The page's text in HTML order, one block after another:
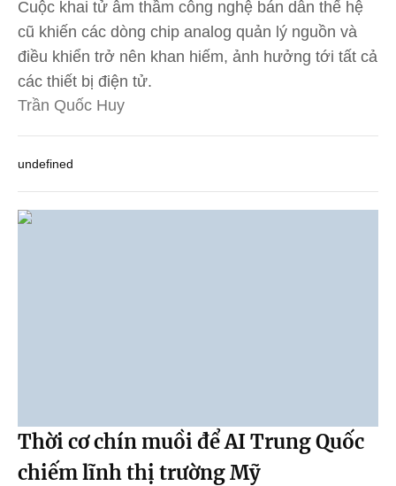
Cuộc khai tử âm thầm công nghệ bán dẫn thế hệ
cũ khiến các dòng chip analog quản lý nguồn và
điều khiển trở nên khan hiếm, ảnh hưởng tới tất cả
các thiết bị điện tử.
Trần Quốc Huy
undefined
Thời cơ chín muồi để AI Trung Quốc
chiếm lĩnh thị trường Mỹ